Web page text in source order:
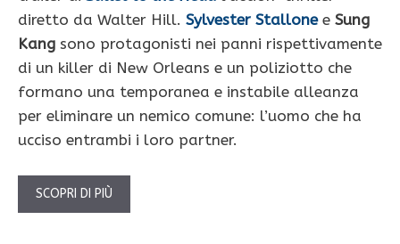
diretto da Walter Hill. Sylvester Stallonee Sung
Kang sono protagonisti nei panni rispettivamente
di un killer di New Orleans e un poliziotto che
formano una temporanea e instabile alleanza
per eliminare un nemico comune: l’uomo che ha
ucciso entrambi i loro partner.
SCOPRI DI PIÙ